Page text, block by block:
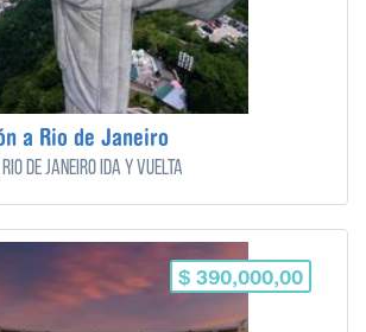
a Rio de Janeiro
de Janeiro ida y vuelta
$ 390,000,00